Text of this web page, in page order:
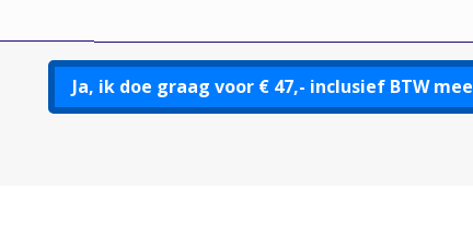
Ja, ik doe graag voor € 47,- inclusief BTW mee